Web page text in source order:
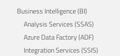
Business Intelligence (BI)
Analysis Services (SSAS)
Azure Data Factory (ADF)
Integration Services (SSIS)